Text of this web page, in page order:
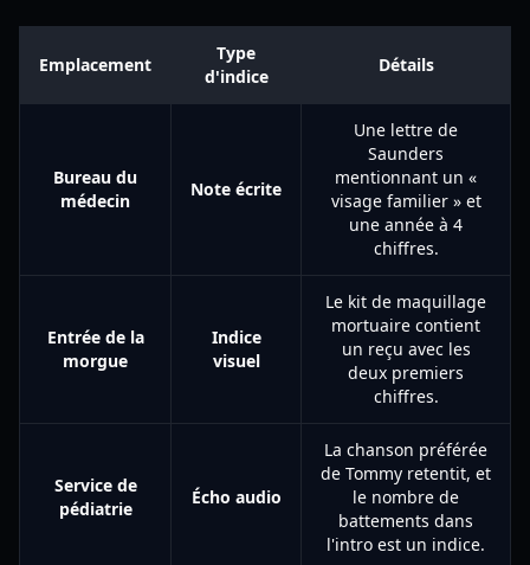
Emplacement
Type
d'indice
Détails
Bureau du
médecin
Note écrite
Une lettre de
Saunders
mentionnant un «
visage familier » et
une année à 4
chiffres.
Entrée de la
morgue
Indice
visuel
Le kit de maquillage
mortuaire contient
un reçu avec les
deux premiers
chiffres.
Service de
pédiatrie
Écho audio
La chanson préférée
de Tommy retentit, et
le nombre de
battements dans
l'intro est un indice.